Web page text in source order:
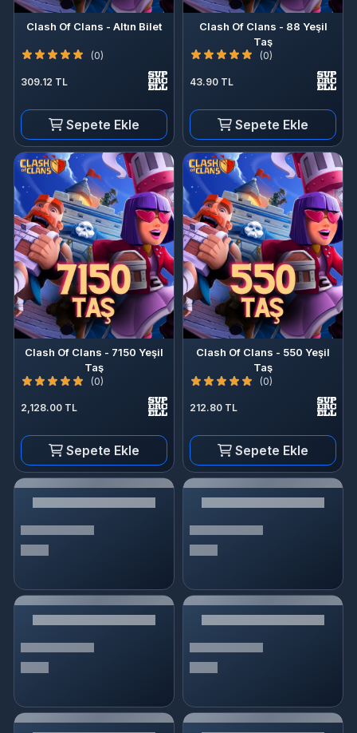
Clash Of Clans - Altın Bilet
(0)
309.12 TL
Sepete Ekle
Clash Of Clans - 88 Yeşil
Taş
(0)
43.90 TL
Sepete Ekle
Clash Of Clans - 7150 Yeşil
Taş
(0)
2,128.00 TL
Sepete Ekle
Clash Of Clans - 550 Yeşil
Taş
(0)
212.80 TL
Sepete Ekle